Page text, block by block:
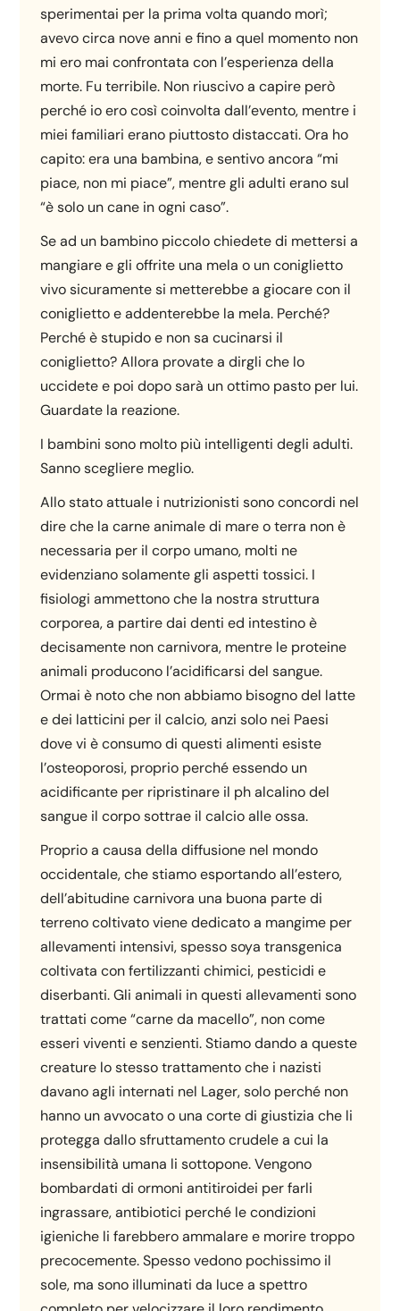
sperimentai per la prima volta quando morì;
avevo circa nove anni e fino a quel momento non
mi ero mai confrontata con l’esperienza della
morte. Fu terribile. Non riuscivo a capire però
perché io ero così coinvolta dall’evento, mentre i
miei familiari erano piuttosto distaccati. Ora ho
capito: era una bambina, e sentivo ancora “mi
piace, non mi piace”, mentre gli adulti erano sul
“è solo un cane in ogni caso”.
Se ad un bambino piccolo chiedete di mettersi a
mangiare e gli offrite una mela o un coniglietto
vivo sicuramente si metterebbe a giocare con il
coniglietto e addenterebbe la mela. Perché?
Perché è stupido e non sa cucinarsi il
coniglietto? Allora provate a dirgli che lo
uccidete e poi dopo sarà un ottimo pasto per lui.
Guardate la reazione.
I bambini sono molto più intelligenti degli adulti.
Sanno scegliere meglio.
Allo stato attuale i nutrizionisti sono concordi nel
dire che la carne animale di mare o terra non è
necessaria per il corpo umano, molti ne
evidenziano solamente gli aspetti tossici. I
fisiologi ammettono che la nostra struttura
corporea, a partire dai denti ed intestino è
decisamente non carnivora, mentre le proteine
animali producono l’acidificarsi del sangue.
Ormai è noto che non abbiamo bisogno del latte
e dei latticini per il calcio, anzi solo nei Paesi
dove vi è consumo di questi alimenti esiste
l’osteoporosi, proprio perché essendo un
acidificante per ripristinare il ph alcalino del
sangue il corpo sottrae il calcio alle ossa.
Proprio a causa della diffusione nel mondo
occidentale, che stiamo esportando all’estero,
dell’abitudine carnivora una buona parte di
terreno coltivato viene dedicato a mangime per
allevamenti intensivi, spesso soya transgenica
coltivata con fertilizzanti chimici, pesticidi e
diserbanti. Gli animali in questi allevamenti sono
trattati come “carne da macello”, non come
esseri viventi e senzienti. Stiamo dando a queste
creature lo stesso trattamento che i nazisti
davano agli internati nel Lager, solo perché non
hanno un avvocato o una corte di giustizia che li
protegga dallo sfruttamento crudele a cui la
insensibilità umana li sottopone. Vengono
bombardati di ormoni antitiroidei per farli
ingrassare, antibiotici perché le condizioni
igieniche li farebbero ammalare e morire troppo
precocemente. Spesso vedono pochissimo il
sole, ma sono illuminati da luce a spettro